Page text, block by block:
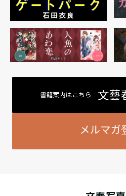
書籍案内はこちら 文藝
メルマガ